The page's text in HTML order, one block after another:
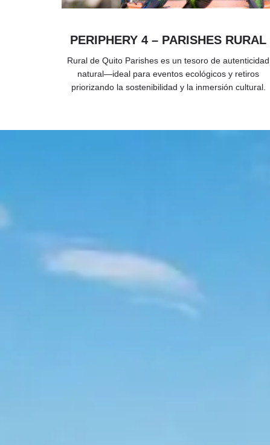
PERIPHERY 4 – PARISHES RURAL
Rural de Quito Parishes es un tesoro de autenticidad
natural—ideal para eventos ecológicos y retiros
priorizando la sostenibilidad y la inmersión cultural.